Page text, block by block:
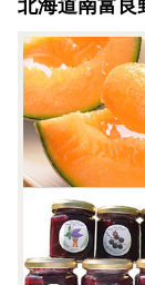
北海道南富良